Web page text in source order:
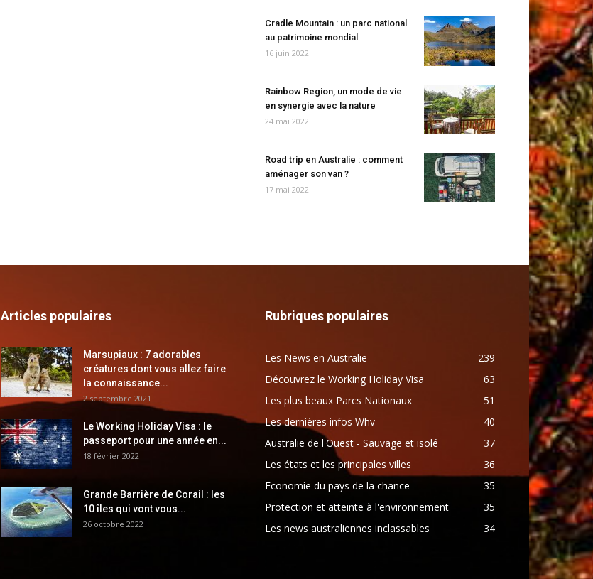
Cradle Mountain : un parc national
au patrimoine mondial
16 juin 2022
Rainbow Region, un mode de vie
en synergie avec la nature
24 mai 2022
Road trip en Australie : comment
aménager son van ?
17 mai 2022
Articles populaires
Marsupiaux : 7 adorables
créatures dont vous allez faire
la connaissance...
2 septembre 2021
Le Working Holiday Visa : le
passeport pour une année en...
18 février 2022
Grande Barrière de Corail : les
10 îles qui vont vous...
26 octobre 2022
Rubriques populaires
Les News en Australie
239
Découvrez le Working Holiday Visa
63
Les plus beaux Parcs Nationaux
51
Les dernières infos Whv
40
Australie de l'Ouest - Sauvage et isolé
37
Les états et les principales villes
36
Economie du pays de la chance
35
Protection et atteinte à l'environnement
35
Les news australiennes inclassables
34